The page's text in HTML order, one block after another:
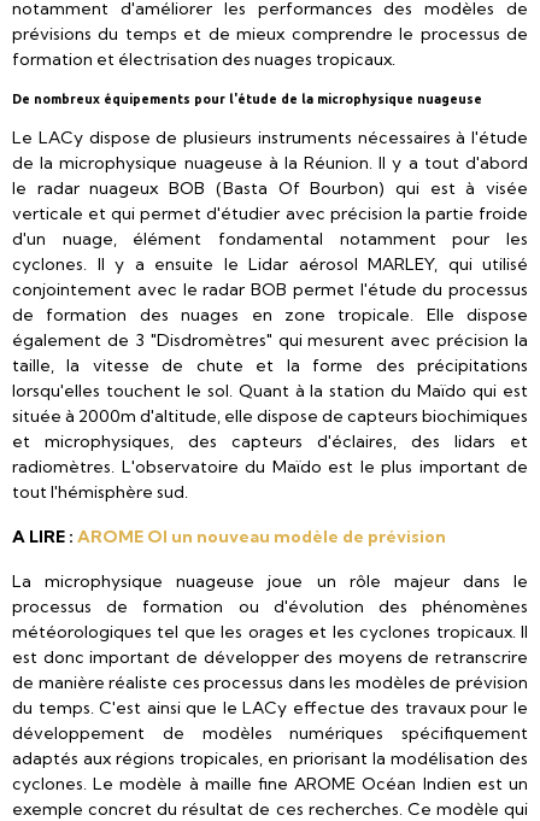
notamment d'améliorer les performances des modèles de
prévisions du temps et de mieux comprendre le processus de
formation et électrisation des nuages tropicaux.
De nombreux équipements pour l'étude de la microphysique nuageuse
Le LACy dispose de plusieurs instruments nécessaires à l'étude
de la microphysique nuageuse à la Réunion. Il y a tout d'abord
le radar nuageux BOB (Basta Of Bourbon) qui est à visée
verticale et qui permet d'étudier avec précision la partie froide
d'un nuage, élément fondamental notamment pour les
cyclones. Il y a ensuite le Lidar aérosol MARLEY, qui utilisé
conjointement avec le radar BOB permet l'étude du processus
de formation des nuages en zone tropicale. Elle dispose
également de 3 "Disdromètres" qui mesurent avec précision la
taille, la vitesse de chute et la forme des précipitations
lorsqu'elles touchent le sol. Quant à la station du Maïdo qui est
située à 2000m d'altitude, elle dispose de capteurs biochimiques
et microphysiques, des capteurs d'éclaires, des lidars et
radiomètres. L'observatoire du Maïdo est le plus important de
tout l'hémisphère sud.
A LIRE : AROME OI un nouveau modèle de prévision
La microphysique nuageuse joue un rôle majeur dans le
processus de formation ou d'évolution des phénomènes
météorologiques tel que les orages et les cyclones tropicaux. Il
est donc important de développer des moyens de retranscrire
de manière réaliste ces processus dans les modèles de prévision
du temps. C'est ainsi que le LACy effectue des travaux pour le
développement de modèles numériques spécifiquement
adaptés aux régions tropicales, en priorisant la modélisation des
cyclones. Le modèle à maille fine AROME Océan Indien est un
exemple concret du résultat de ces recherches. Ce modèle qui